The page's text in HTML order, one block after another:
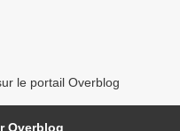
le portail Overblog
Overblog